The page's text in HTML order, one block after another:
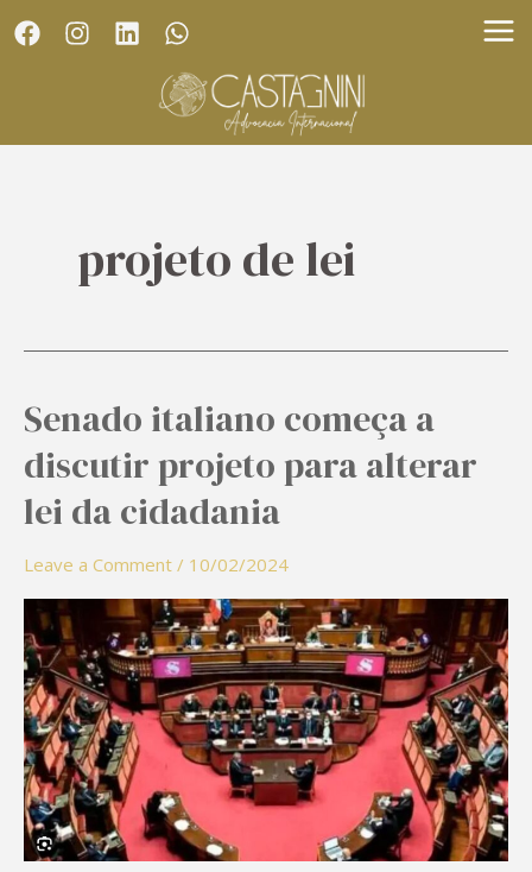
Skip
to
projeto de lei
Senado italiano começa a
discutir projeto para alterar
lei da cidadania
Leave a Comment / 10/02/2024
Senado
começa
a
projeto
para
alterar
lei
da
cidadania